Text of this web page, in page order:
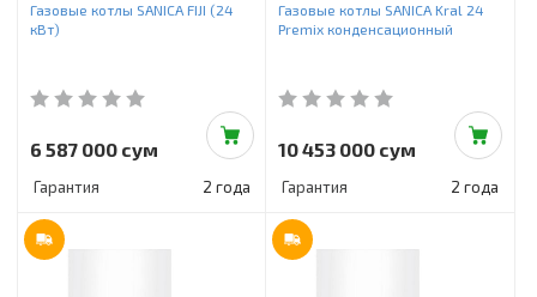
Газовые котлы SANICA FIJI (24
кВт)
6 587 000 сум
Гарантия 2 года
Газовые котлы SANICA Kral 24
Premix конденсационный
10 453 000 сум
Гарантия 2 года